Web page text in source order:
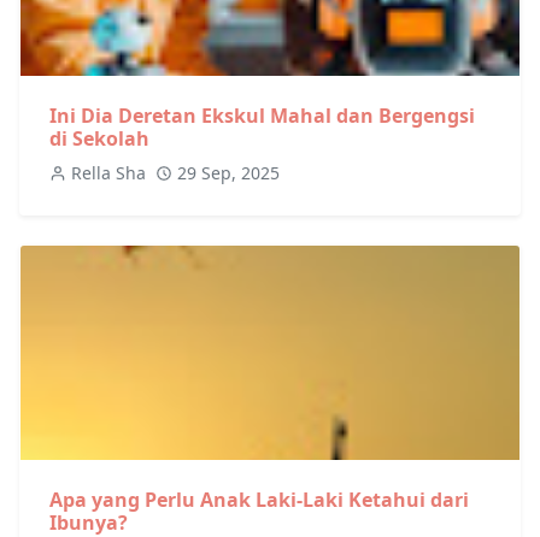
Ini Dia Deretan Ekskul Mahal dan Bergengsi
di Sekolah
Rella Sha 29 Sep, 2025
Apa yang Perlu Anak Laki-Laki Ketahui dari
Ibunya?